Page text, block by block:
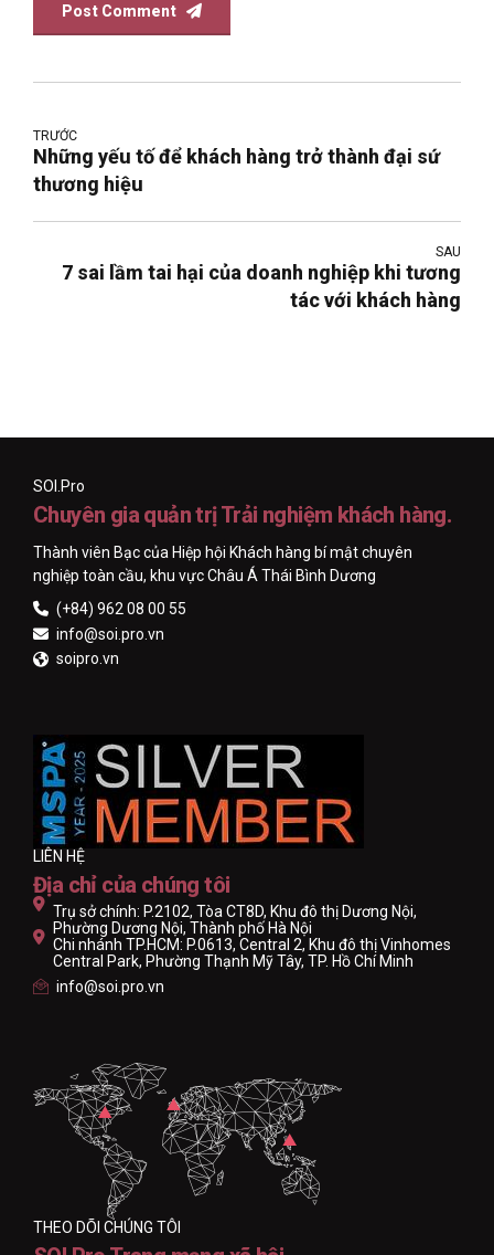
Post Comment
TRƯỚC
Những yếu tố để khách hàng trở thành đại sứ
thương hiệu
SAU
7 sai lầm tai hại của doanh nghiệp khi tương
tác với khách hàng
SOI.Pro
Chuyên gia quản trị Trải nghiệm khách hàng.
Thành viên Bạc của Hiệp hội Khách hàng bí mật chuyên
nghiệp toàn cầu, khu vực Châu Á Thái Bình Dương
(+84) 962 08 00 55
info@soi.pro.vn
soipro.vn
LIÊN HỆ
Địa chỉ của chúng tôi
Trụ sở chính: P.2102, Tòa CT8D, Khu đô thị Dương Nội,
Phường Dương Nội, Thành phố Hà Nội
Chi nhánh TP.HCM: P.0613, Central 2, Khu đô thị Vinhomes
Central Park, Phường Thạnh Mỹ Tây, TP. Hồ Chí Minh
info@soi.pro.vn
THEO DÕI CHÚNG TÔI